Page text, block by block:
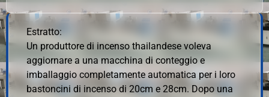
Estratto:
Un produttore di incenso thailandese voleva
aggiornare a una macchina di conteggio e
imballaggio completamente automatica per i loro
bastoncini di incenso di 20cm e 28cm. Dopo una